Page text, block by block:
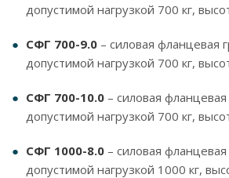
допустимой нагрузкой 700 кг,
СФГ 700-9.0 – силовая фланцевая
допустимой нагрузкой 700 кг,
СФГ 700-10.0 – силовая
допустимой нагрузкой 700 кг,
СФГ 1000-8.0 – силовая
допустимой нагрузкой 1000 кг,